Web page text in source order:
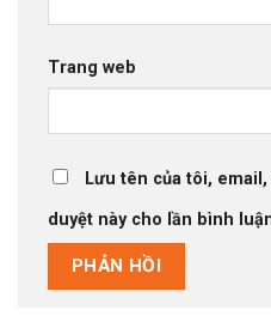
Trang web
Lưu tên của tôi,
duyệt này cho lần bình